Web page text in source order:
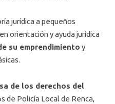
jurídica a pequeños
orientación y ayuda jurídica
su emprendimiento y
de los derechos del
de Policía Local de Renca,